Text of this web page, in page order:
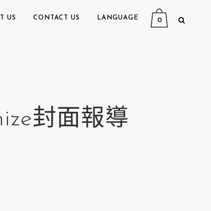
0
US CONTACT US LANGUAGE
封面報導